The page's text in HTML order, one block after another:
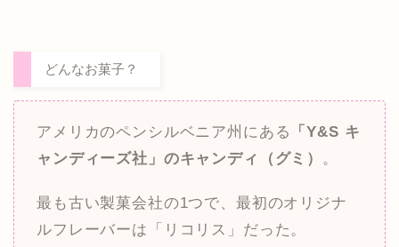
どんなお菓子？
アメリカのペンシルベニア州にある
「Y&S キ
ャンディーズ社」のキャンディ（グミ） 。
最も古い製菓会社の1つで、最初のオリジナ
ルフレーバーは「リコリス」だった。